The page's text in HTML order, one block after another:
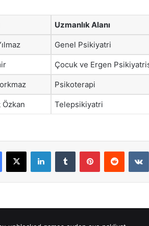
Uzmanlık Alanı
Genel Psikiyatri
Çocuk ve Ergen
Psikoterapi
Özkan Telepsikiyatri
Facebook
X LinkedInTumblr PinterestReddit